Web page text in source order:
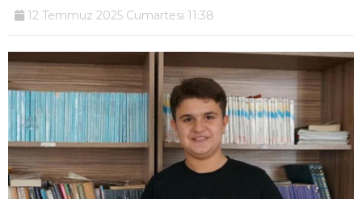
12 Temmuz 2025 Cumartesi 11:38